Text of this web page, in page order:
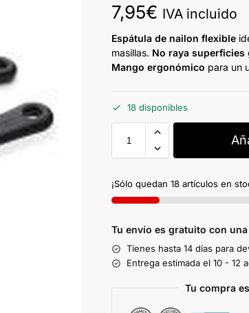
7,95€ IVA incluido
Espátula de nailon flexible
masillas. No raya superficies
Mango ergonómico para un
18 disponibles
¡Sólo quedan 18 artículos en
Tu envío es gratuito con
Tienes hasta 14 días para
Entrega estimada el 10 - 12
Tu compra